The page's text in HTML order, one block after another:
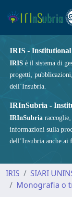
IRIS - Institutional
IRIS è il sistema di
progetti,
dell’Insubria.
IRInSubria -
IRInSubria raccoglie,
informazioni sulla
dell’Insubria anche
IRIS SIARI
Monografia o